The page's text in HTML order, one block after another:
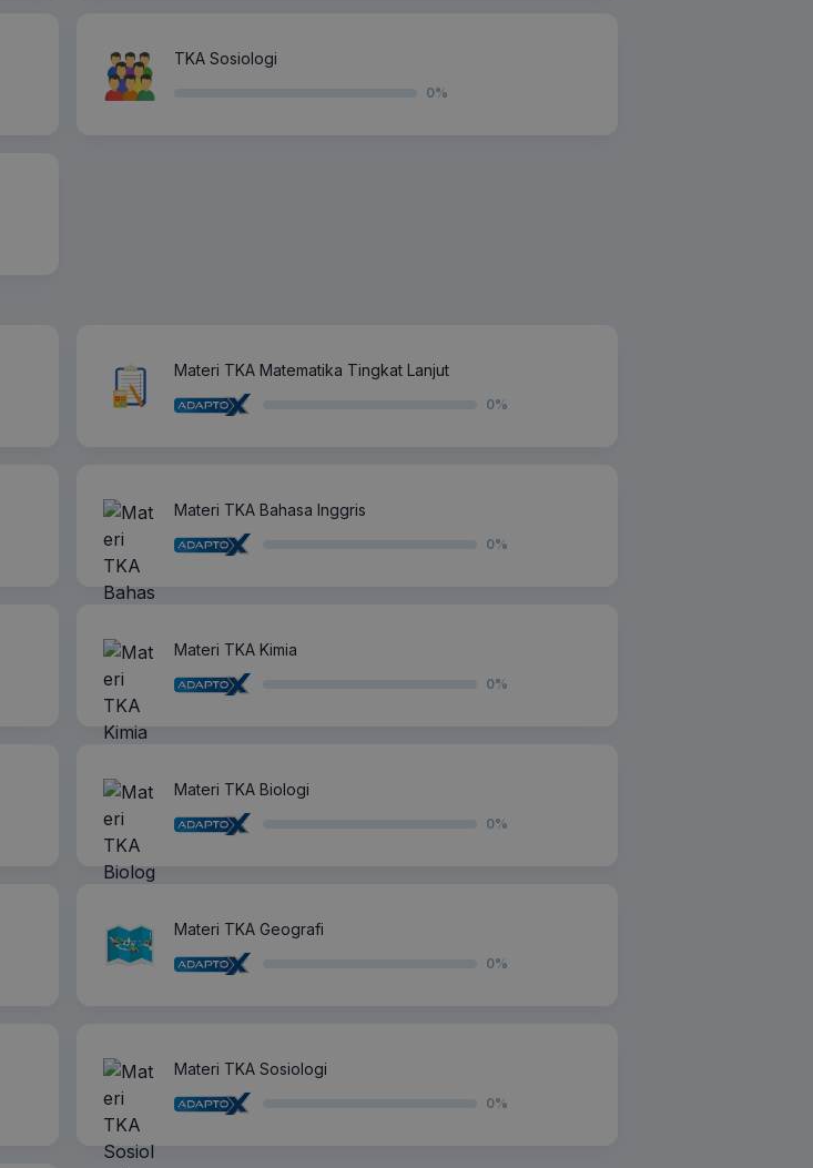
TKA Sosiologi
0%
Materi TKA Matematika Tingkat Lanjut
0%
Materi TKA Bahasa Inggris
0%
Materi TKA Kimia
0%
Materi TKA Biologi
0%
Materi TKA Geografi
0%
Materi TKA Sosiologi
0%